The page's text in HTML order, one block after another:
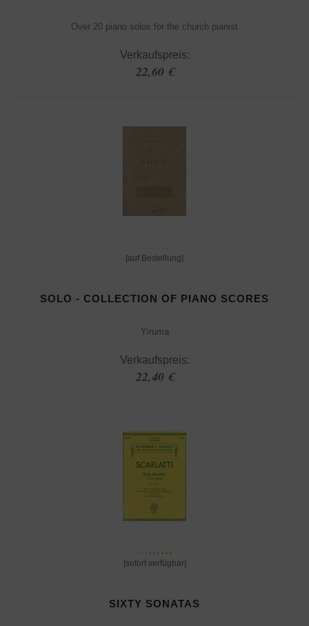
Over 20 piano solos for the church pianist
Verkaufspreis:
22,60 €
[auf Bestellung]
SOLO - COLLECTION OF PIANO SCORES
Yiruma
Verkaufspreis:
22,40 €
[sofort verfügbar]
SIXTY SONATAS